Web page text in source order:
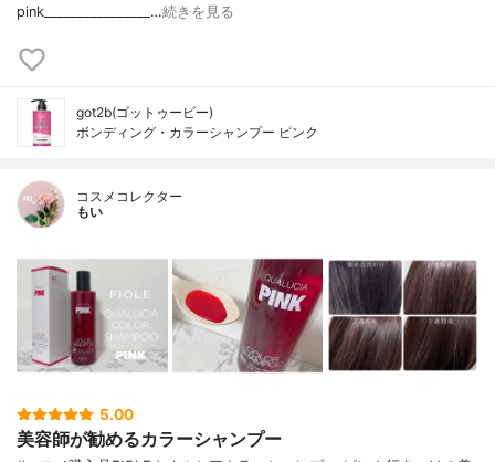
pink⁡________________⁡⁡…続きを見る
got2b(ゴットゥービー)
ボンディング・カラーシャンプー ピンク
コスメコレクター
もい
5.00
美容師が勧めるカラーシャンプー